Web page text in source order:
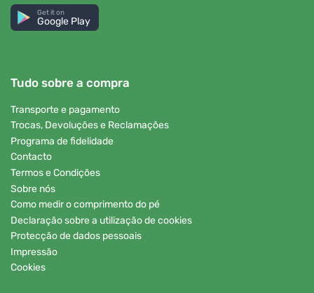
Get it on
Google Play
Tudo sobre a compra
Transporte e pagamento
Trocas, Devoluções e Reclamações
Programa de fidelidade
Contacto
Termos e Condições
Sobre nós
Como medir o comprimento do pé
Declaração sobre a utilização de cookies
Protecção de dados pessoais
Impressão
Cookies